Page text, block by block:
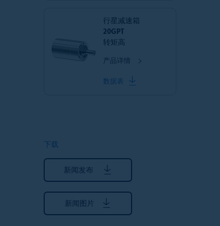
行星减速箱
20GPT
转矩高
产品详情
数据表
下载
新闻发布
新闻图片